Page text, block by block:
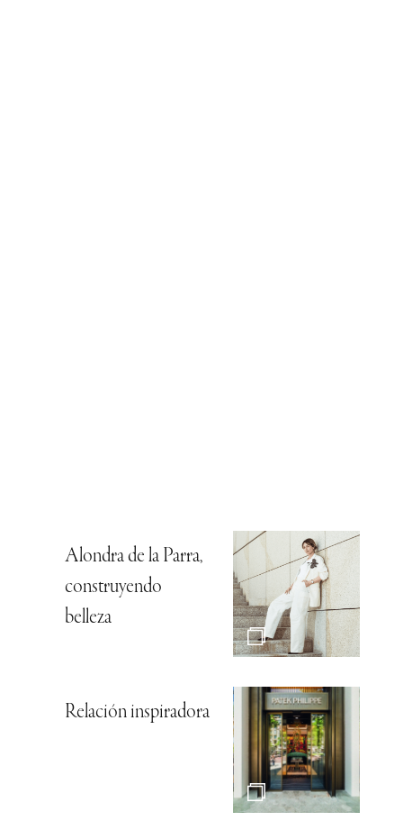
Alondra de la Parra,
construyendo
belleza
Relación inspiradora